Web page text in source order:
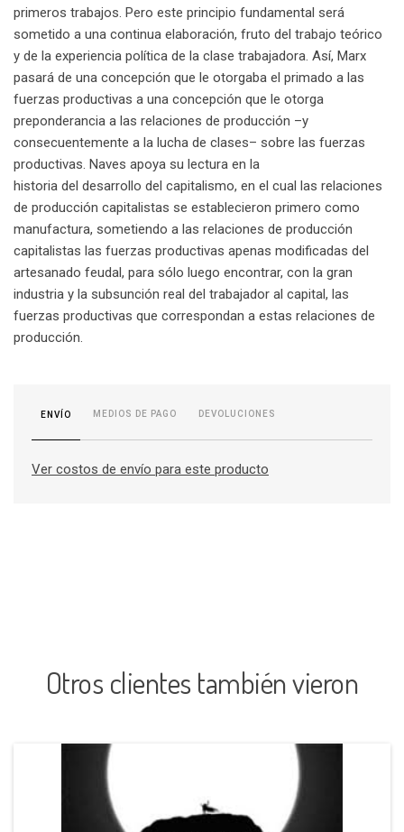
primeros trabajos. Pero este principio fundamental será
sometido a una continua elaboración, fruto del trabajo teórico
y de la experiencia política de la clase trabajadora. Así, Marx
pasará de una concepción que le otorgaba el primado a las
fuerzas productivas a una concepción que le otorga
preponderancia a las relaciones de producción –y
consecuentemente a la lucha de clases– sobre las fuerzas
productivas. Naves apoya su lectura en la
historia del desarrollo del capitalismo, en el cual las relaciones
de producción capitalistas se establecieron primero como
manufactura, sometiendo a las relaciones de producción
capitalistas las fuerzas productivas apenas modificadas del
artesanado feudal, para sólo luego encontrar, con la gran
industria y la subsunción real del trabajador al capital, las
fuerzas productivas que correspondan a estas relaciones de
producción.
ENVÍO MEDIOS DE PAGO DEVOLUCIONES
Ver costos de envío para este producto
Otros clientes también vieron